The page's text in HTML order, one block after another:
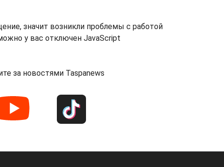
значит возникли проблемы с работой
у вас отключен JavaScript
за новостями Taspanews